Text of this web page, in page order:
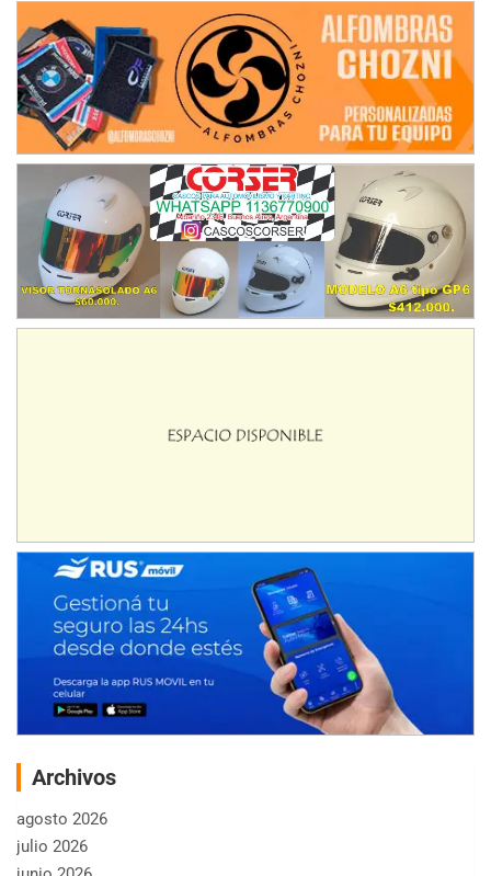
Archivos
agosto 2026
julio 2026